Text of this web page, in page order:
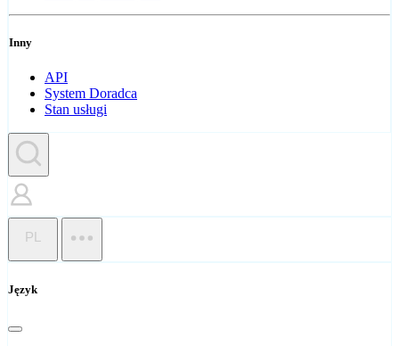
Inny
API
System Doradca
Stan usługi
PL
Język